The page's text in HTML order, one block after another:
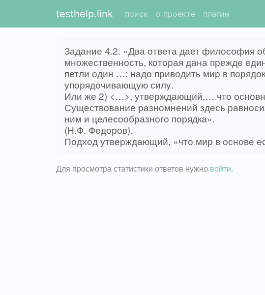
testhelp.link поиск о проекте плагин
Задание 4.2. «Два ответа дает философия
множественность, которая дана прежде
петли один …: надо приводить мир в
упорядочивающую силу.
Или же 2) <…>, утверждающий,… что
Существование разномнений здесь
ним и целесообразного порядка».
(Н.Ф. Федоров).
Подход утверждающий, «что мир в основе
Для просмотра статистики ответов нужно войти.